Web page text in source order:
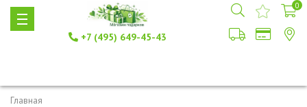
+7 (495) 649-45-43
0
Главная